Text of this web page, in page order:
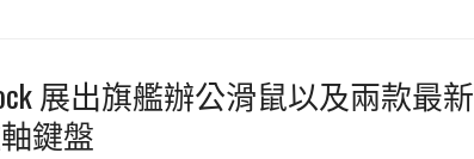
展出旗艦辦公滑鼠以及兩款最新
鍵盤